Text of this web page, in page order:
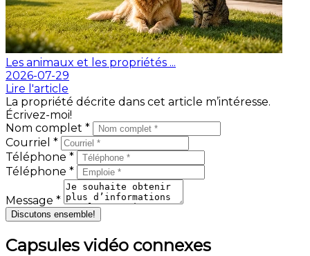
Les animaux et les propriétés ...
2026-07-29
Lire l'article
La propriété décrite dans cet article m’intéresse.
Écrivez-moi!
Nom complet *
Courriel *
Téléphone *
Téléphone *
Message *
Discutons ensemble!
Capsules vidéo connexes